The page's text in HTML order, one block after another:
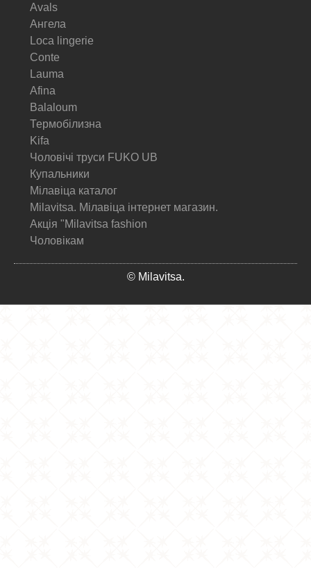
Avals
Ангела
Loca lingerie
Conte
Lauma
Afina
Balaloum
Термобілизна
Kifa
Чоловічі труси FUKO UB
Купальники
Мілавіца каталог
Milavitsa. Мілавіца інтернет магазин.
Акція "Milavitsa fashion
Чоловікам
© Milavitsa.